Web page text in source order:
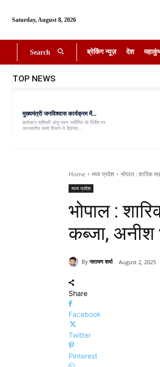
Saturday, August 8, 2026
Search ब्रेकिंग न्यूज़ देश
TOP NEWS
मुख्यमंत्री जनविश्वास कार्यक्रम में...
कलेक्टर श्रीमती अंजू पवन भदौरिया के निर्देश पर
जनजातीय कार्य विभाग ने दिवंगत...
Home मध्य प्रदेश भोपाल : शारिक
मध्य प्रदेश
भोपाल :
कब्जा, अनीश
By नारायण शर्मा August 2, 2025
Share
Facebook
Twitter
Pinterest